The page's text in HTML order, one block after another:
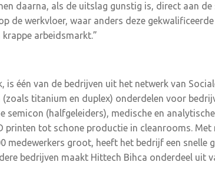
daarna, als de uitslag gunstig is, direct aan de
de werkvloer, waar anders deze
arbeidsmarkt.”
is één van de bedrijven uit het netwerk van
titanium en duplex) onderdelen voor
semicon (halfgeleiders), medische en
printen tot schone productie in cleanrooms. Met
medewerkers groot, heeft het bedrijf een snelle
bedrijven maakt Hittech Bihca onderdeel uit